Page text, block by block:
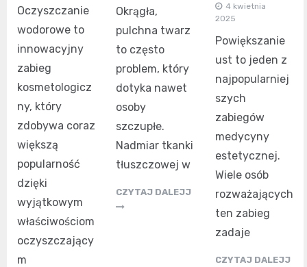
Oczyszczanie
wodorowe to
innowacyjny
zabieg
kosmetologicz
ny, który
zdobywa coraz
większą
popularność
dzięki
wyjątkowym
właściwościom
oczyszczający
m
Okrągła,
pulchna twarz
to często
problem, który
dotyka nawet
osoby
szczupłe.
Nadmiar tkanki
tłuszczowej w
CZYTAJ DALEJJ
4 kwietnia
2025
Powiększanie
ust to jeden z
najpopularniej
szych
zabiegów
medycyny
estetycznej.
Wiele osób
rozważających
ten zabieg
zadaje
CZYTAJ DALEJJ